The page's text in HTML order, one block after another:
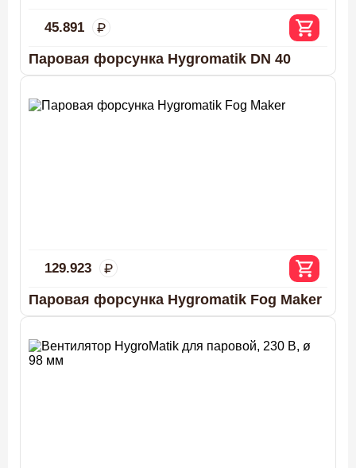
45.891
Паровая форсунка Hygromatik DN 40
129.923
Паровая форсунка Hygromatik Fog Maker